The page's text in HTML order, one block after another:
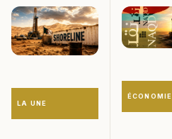
LA UNE
ÉCONOMIE